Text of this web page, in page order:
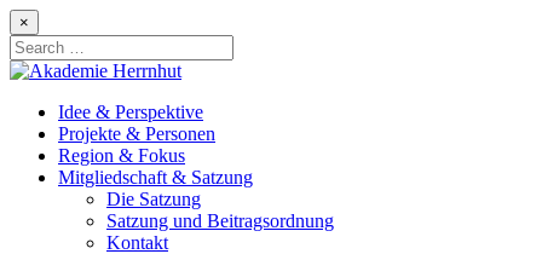
Skip
to
content
×
Search
for:
Idee & Perspektive
Projekte & Personen
Region & Fokus
Mitgliedschaft & Satzung
Die Satzung
Satzung und Beitragsordnung
Kontakt